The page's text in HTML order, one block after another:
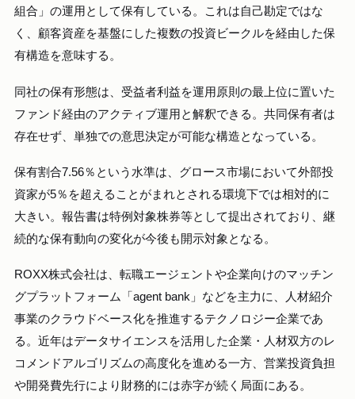
組合」の運用として保有している。これは自己勘定ではな
く、顧客資産を基盤にした複数の投資ビークルを経由した保
有構造を意味する。
同社の保有形態は、受益者利益を運用原則の最上位に置いた
ファンド経由のアクティブ運用と解釈できる。共同保有者は
存在せず、単独での意思決定が可能な構造となっている。
保有割合7.56％という水準は、グロース市場において外部投
資家が5％を超えることがまれとされる環境下では相対的に
大きい。報告書は特例対象株券等として提出されており、継
続的な保有動向の変化が今後も開示対象となる。
ROXX株式会社は、転職エージェントや企業向けのマッチン
グプラットフォーム「agent bank」などを主力に、人材紹介
事業のクラウドベース化を推進するテクノロジー企業であ
る。近年はデータサイエンスを活用した企業・人材双方のレ
コメンドアルゴリズムの高度化を進める一方、営業投資負担
や開発費先行により財務的には赤字が続く局面にある。